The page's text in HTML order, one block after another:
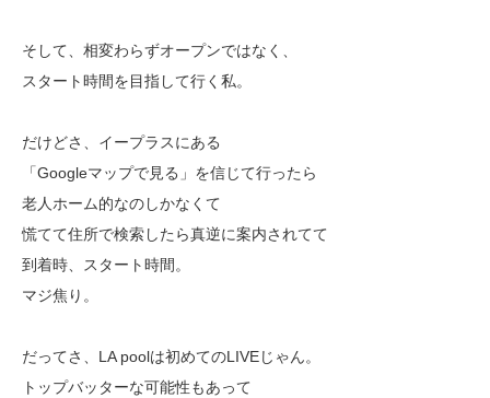
そして、相変わらずオープンではなく、
スタート時間を目指して行く私。
だけどさ、イープラスにある
「Googleマップで見る」を信じて行ったら
老人ホーム的なのしかなくて
慌てて住所で検索したら真逆に案内されてて
到着時、スタート時間。
マジ焦り。
だってさ、LA poolは初めてのLIVEじゃん。
トップバッターな可能性もあって